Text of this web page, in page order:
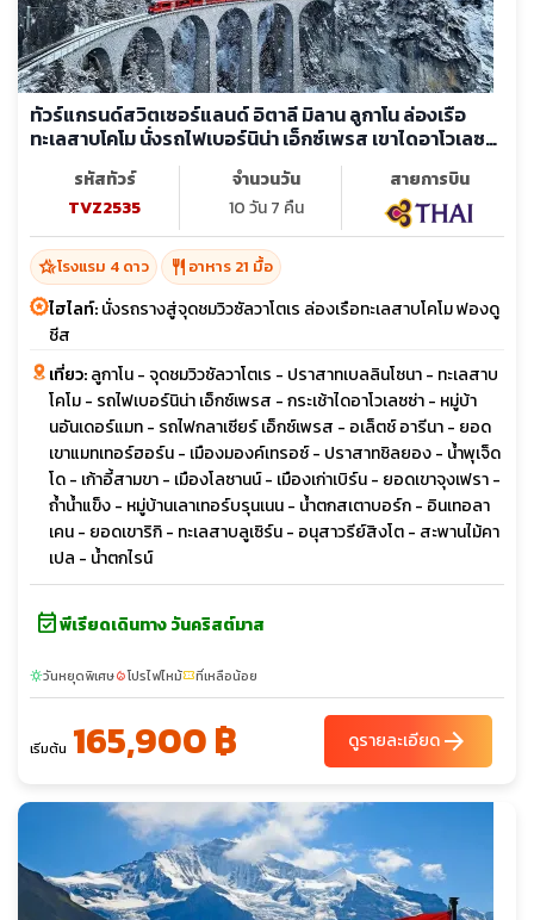
ทัวร์แกรนด์สวิตเซอร์แลนด์ อิตาลี มิลาน ลูกาโน ล่องเรือ
ทะเลสาบโคโม นั่งรถไฟเบอร์นิน่า เอ็กซ์เพรส เขาไดอาโวเลซ
รหัสทัวร์
TVZ2535
จำนวนวัน
10 วัน 7 คืน
สายการบิน
hotel_classโรงแรม 4 ดาว restaurant อาหาร 21 มื้อ
ไฮไลท์:นั่งรถรางสู่จุดชมวิวซัลวาโตเร ล่องเรือทะเลสาบโคโม ฟองดู
ชีส
เที่ยว:ลูกาโน - จุดชมวิวซัลวาโตเร - ปราสาทเบลลินโซนา - ทะเลสาบ
โคโม - รถไฟเบอร์นิน่า เอ็กซ์เพรส - กระเช้าไดอาโวเลซซ่า - หมู่บ้า
นอันเดอร์แมท - รถไฟกลาเซียร์ เอ็กซ์เพรส - อเล็ตช์ อารีนา - ยอด
เขาแมทเทอร์ฮอร์น - เมืองมองค์เทรอซ์ - ปราสาทชิลยอง - น้ำพุเจ็ด
โด - เก้าอี้สามขา - เมืองโลซานน์ - เมืองเก่าเบิร์น - ยอดเขาจุงเฟรา -
ถ้ำน้ำแข็ง - หมู่บ้านเลาเทอร์บรุนเนน - น้ำตกสเตาบอร์ก - อินเทอลา
เคน - ยอดเขาริกิ - ทะเลสาบลูเซิร์น - อนุสาวรีย์สิงโต - สะพานไม้คา
เปล - น้ำตกไรน์
event_availableพีเรียดเดินทาง วันคริสต์มาส
sunnyวันหยุดพิเศษlocal_fire_departmentโปรไฟไหม้confirmation_numberที่เหลือน้อย
เริ่มต้น 165,900 ฿ ดูรายละเอียดarrow_forward